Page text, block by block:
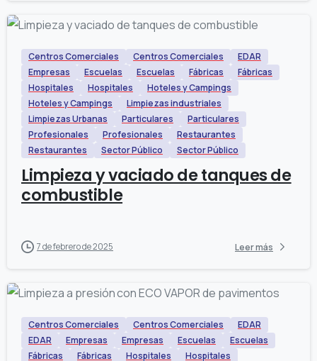
Centros Comerciales Centros Comerciales
EDAR
Empresas
Escuelas Escuelas Fábricas
Fábricas
Hospitales
Hospitales
Hoteles y Campings
Hoteles y Campings
Limpiezas industriales
Limpiezas Urbanas
Particulares
Particulares
Profesionales
Profesionales
Restaurantes
Restaurantes
Sector Público Sector Público
Limpieza y vaciado de tanques de
combustible
7 de febrero de 2025 Leer más
Centros Comerciales Centros Comerciales
EDAR
EDAR
Empresas Empresas Escuelas
Escuelas
Fábricas
Fábricas Hospitales
Hospitales